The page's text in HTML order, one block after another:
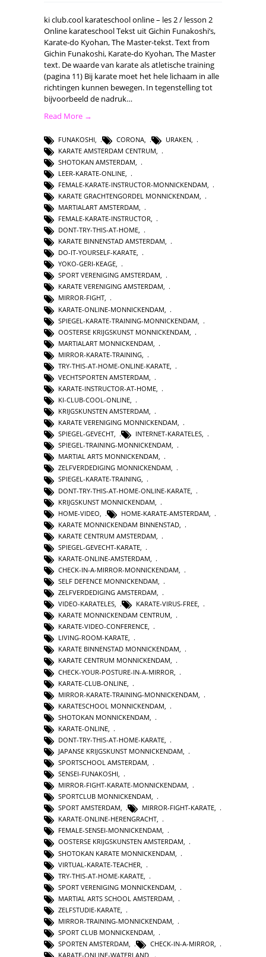
ki club.cool karateschool online – les 2 / lesson 2
Online karateschool Tekst uit Gichin Funakoshi’s,
Karate-do Kyohan, The Master-tekst. Text from
Gichin Funakoshi, Karate-do Kyohan, The Master
text. De waarde van karate als atletische training
(pagina 11) Bij karate moet het hele lichaam in alle
richtingen kunnen bewegen. In tegenstelling tot
bijvoorbeeld de nadruk…
Read More →
FUNAKOSHI CORONA URAKEN
KARATE AMSTERDAM CENTRUM
SHOTOKAN AMSTERDAM
LEER-KARATE-ONLINE
FEMALE-KARATE-INSTRUCTOR-MONNICKENDAM
KARATE GRACHTENGORDEL MONNICKENDAM
MARTIALART AMSTERDAM
FEMALE-KARATE-INSTRUCTOR,
DONT-TRY-THIS-AT-HOME,
KARATE BINNENSTAD AMSTERDAM,
DO-IT-YOURSELF-KARATE,
YOKO-GERI-KEAGE,
SPORT VERENIGING AMSTERDAM,
KARATE VERENIGING AMSTERDAM,
MIRROR-FIGHT,
KARATE-ONLINE-MONNICKENDAM
SPIEGEL-KARATE-TRAINING-MONNICKENDAM
OOSTERSE KRIJGSKUNST MONNICKENDAM
MARTIALART MONNICKENDAM
MIRROR-KARATE-TRAINING
TRY-THIS-AT-HOME-ONLINE-KARATE
VECHTSPORTEN AMSTERDAM
KARATE-INSTRUCTOR-AT-HOME
KI-CLUB-COOL-ONLINE,
KRIJGSKUNSTEN AMSTERDAM,
KARATE VERENIGING MONNICKENDAM,
SPIEGEL-GEVECHT, INTERNET-KARATELES,
SPIEGEL-TRAINING-MONNICKENDAM,
MARTIAL ARTS MONNICKENDAM,
ZELFVERDEDIGING MONNICKENDAM,
SPIEGEL-KARATE-TRAINING,
DONT-TRY-THIS-AT-HOME-ONLINE-KARATE
KRIJGSKUNST MONNICKENDAM
HOME-VIDEO
HOME-KARATE-AMSTERDAM
KARATE MONNICKENDAM BINNENSTAD
KARATE CENTRUM AMSTERDAM
SPIEGEL-GEVECHT-KARATE
KARATE-ONLINE-AMSTERDAM
CHECK-IN-A-MIRROR-MONNICKENDAM
SELF DEFENCE MONNICKENDAM,
ZELFVERDEDIGING AMSTERDAM,
VIDEO-KARATELES, KARATE-VIRUS-FREE,
KARATE MONNICKENDAM CENTRUM,
KARATE-VIDEO-CONFERENCE,
LIVING-ROOM-KARATE,
KARATE BINNENSTAD MONNICKENDAM,
KARATE CENTRUM MONNICKENDAM,
CHECK-YOUR-POSTURE-IN-A-MIRROR
KARATE-CLUB-ONLINE
MIRROR-KARATE-TRAINING-MONNICKENDAM
KARATESCHOOL MONNICKENDAM
SHOTOKAN MONNICKENDAM
KARATE-ONLINE
DONT-TRY-THIS-AT-HOME-KARATE
JAPANSE KRIJGSKUNST MONNICKENDAM
SPORTSCHOOL AMSTERDAM,
SENSEI-FUNAKOSHI,
MIRROR-FIGHT-KARATE-MONNICKENDAM,
SPORTCLUB MONNICKENDAM,
SPORT AMSTERDAM, MIRROR-FIGHT-KARATE,
KARATE-ONLINE-HERENGRACHT,
FEMALE-SENSEI-MONNICKENDAM,
OOSTERSE KRIJGSKUNSTEN AMSTERDAM,
SHOTOKAN KARATE MONNICKENDAM
VIRTUAL-KARATE-TEACHER
TRY-THIS-AT-HOME-KARATE
SPORT VERENIGING MONNICKENDAM
MARTIAL ARTS SCHOOL AMSTERDAM
ZELFSTUDIE-KARATE
MIRROR-TRAINING-MONNICKENDAM
SPORT CLUB MONNICKENDAM
SPORTEN AMSTERDAM, CHECK-IN-A-MIRROR,
KARATE-ONLINE-WATERLAND